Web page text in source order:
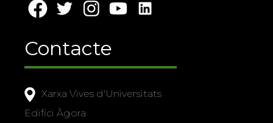
Contacte
Xarxa Vives d'Universitats
Edifici Àgora